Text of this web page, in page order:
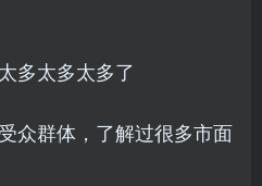
多太多太多了
众群体，了解过很多市面